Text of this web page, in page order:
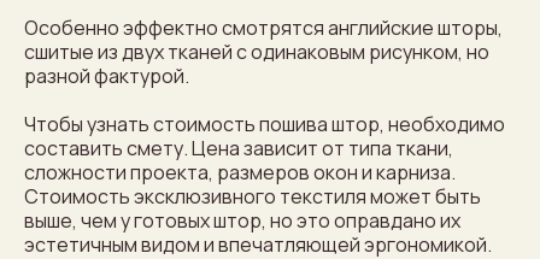
Особенно эффектно смотрятся английские шторы,
сшитые из двух тканей с одинаковым рисунком, но
разной фактурой.
Чтобы узнать стоимость пошива штор, необходимо
составить смету. Цена зависит от типа ткани,
сложности проекта, размеров окон и карниза.
Стоимость эксклюзивного текстиля может быть
выше, чем у готовых штор, но это оправдано их
эстетичным видом и впечатляющей эргономикой.